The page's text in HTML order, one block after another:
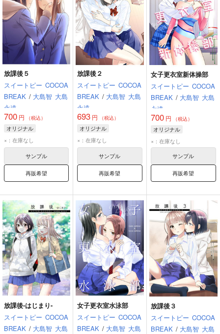
放課後５
スイートピー COCOA
BREAK / 大島智 大島
永遠
700 円 （税込）
オリジナル
×：在庫なし
サンプル
再販希望
放課後２
スイートピー COCOA
BREAK / 大島智 大島
永遠
693 円 （税込）
オリジナル
×：在庫なし
サンプル
再販希望
女子更衣室新体操部
スイートピー COCOA
BREAK / 大島智 大島
永遠
700円 （税込）
オリジナル
×：在庫なし
サンプル
再販希望
放課後-はじまり-
スイートピー COCOA
BREAK / 大島智 大島
女子更衣室水泳部
スイートピー COCOA
BREAK / 大島智 大島
放課後３
スイートピー COCOA
BREAK / 大島智 大島